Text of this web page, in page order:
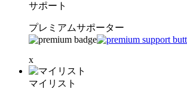
サポート
プレミアムサポーター
x
マイリスト